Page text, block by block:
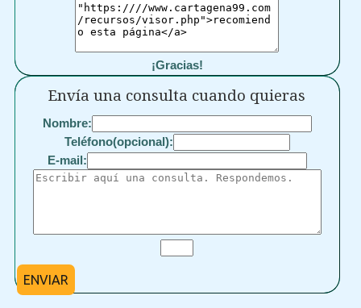
¡Gracias!
Envía una consulta cuando quieras
Nombre:
Teléfono(opcional):
E-mail:
ENVIAR